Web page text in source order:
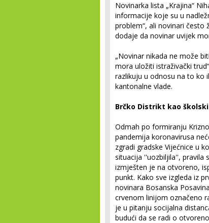
Novinarka lista „Krajina“
informacije koje su u
problem“, ali novinari često
dodaje da novinar uvijek
„Novinar nikada ne može
mora uložiti istraživački
razlikuju u odnosu na to ko
kantonalne vlade.
Brčko Distrikt kao
Odmah po formiranju
pandemija koronavirusa
zgradi gradske Vijećnice u
situacija ''uozbiljila'', pravila
izmješten je na otvoreno,
punkt. Kako sve izgleda iz
novinara Bosanska
crvenom linijom označeno
je u pitanju socijalna
budući da se radi o